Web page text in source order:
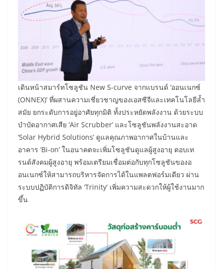
เดินหน้าสมาร์ทโซลูชัน New S-curve จากแบรนด์ ‘ออนเนกซ์
(ONNEX)’ ที่ผสานความเชี่ยวชาญของเอสซีจีและเทคโนโลยีล้ำ
สมัย ยกระดับการอยู่อาศัยทุกมิติ ทั้งประหยัดพลังงาน ด้วยระบบ
บำบัดอากาศเสีย ‘Air Scrubber’ และโซลูชันพลังงานสะอาด
‘Solar Hybrid Solutions’ ดูแลคุณภาพอากาศในบ้านและ
อาคาร ‘Bi-on’ ในอนาคตจะเพิ่มโซลูชันดูแลผู้สูงอายุ ตอบเท
รนด์สังคมผู้สูงอายุ พร้อมเตรียมเชื่อมต่อกับทุกโซลูชันของอ
อนเนกซ์ให้สามารถบริหารจัดการได้ในแพลตฟอร์มเดียว ผ่าน
ระบบปฏิบัติการดิจิทัล ‘Trinity’ เพิ่มความสะดวกให้ผู้ใช้งานมาก
ขึ้น